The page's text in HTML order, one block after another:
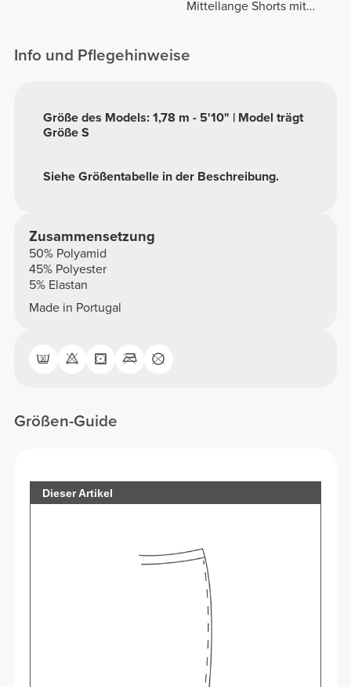
Mittellange Shorts mit
Info und Pflegehinweise
Siehe Größentabelle in der Beschreibung.
Größe des Models: 1,78 m - 5'10" | Model trägt
Größe S
Zusammensetzung
50% Polyamid
45% Polyester
5% Elastan
Made in Portugal
Größen-Guide
Dieser Artikel